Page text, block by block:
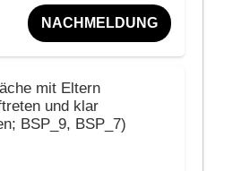
NACHMELDUNG
mit Eltern
und klar
BSP_9, BSP_7)